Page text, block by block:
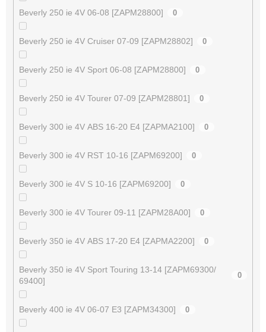
Beverly 250 ie 4V 06-08 [ZAPM28800] 0
Beverly 250 ie 4V Cruiser 07-09 [ZAPM28802] 0
Beverly 250 ie 4V Sport 06-08 [ZAPM28800] 0
Beverly 250 ie 4V Tourer 07-09 [ZAPM28801] 0
Beverly 300 ie 4V ABS 16-20 E4 [ZAPMA2100] 0
Beverly 300 ie 4V RST 10-16 [ZAPM69200] 0
Beverly 300 ie 4V S 10-16 [ZAPM69200] 0
Beverly 300 ie 4V Tourer 09-11 [ZAPM28A00] 0
Beverly 350 ie 4V ABS 17-20 E4 [ZAPMA2200] 0
Beverly 350 ie 4V Sport Touring 13-14 [ZAPM69300/
69400]
0
Beverly 400 ie 4V 06-07 E3 [ZAPM34300] 0